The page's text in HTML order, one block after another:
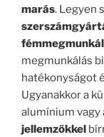
marás. Legyen
megmunkálás
hatékonyságot
Ugyanakkor a
alumínium vagy
jellemzőkkel